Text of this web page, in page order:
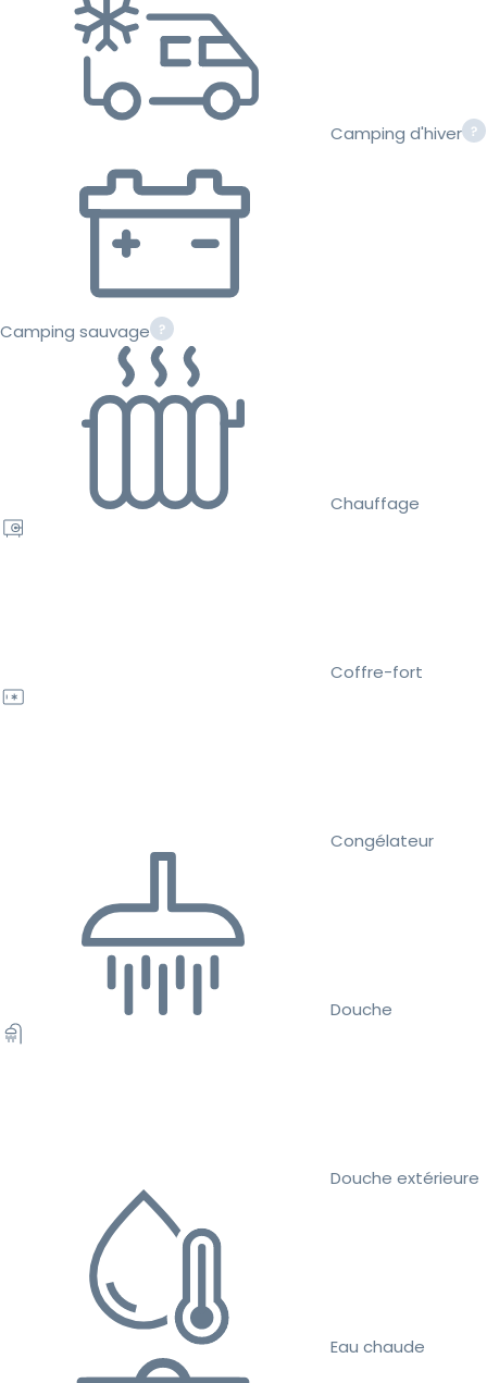
Camping d'hiver
Camping sauvage
Chauffage
Coffre-fort
Congélateur
Douche
Douche extérieure
Eau chaude